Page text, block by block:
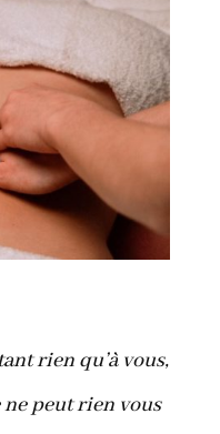
rien qu’à vous,
peut rien vous